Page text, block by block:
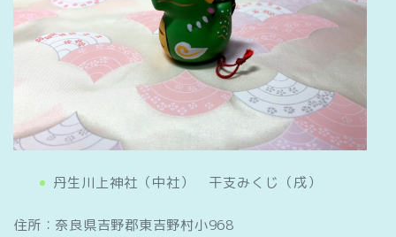
丹生川上神社（中社） 干支みくじ（戌）
住所：奈良県吉野郡東吉野村小968